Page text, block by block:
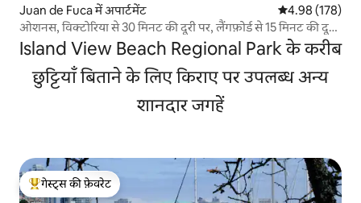
Juan de Fuca में अपार्टमेंट औसत रेटिंग 5 में से
4.98 (178)
ओशनस, विक्टोरिया से 30 मिनट की दूरी पर, लैंगफ़ोर्ड से 15 मिनट की दूरी
पर
Island View Beach Regional Park के करीब
छुट्टियाँ बिताने के लिए किराए पर उपलब्ध अन्य
शानदार जगहें
गेस्ट्स का टॉप फ़ेवरेट
गेस्ट्स की फ़ेवरेट